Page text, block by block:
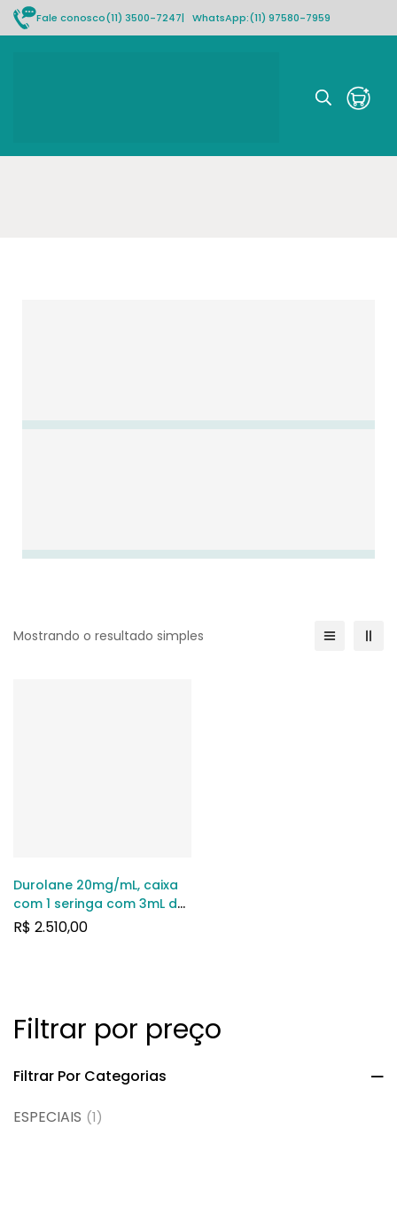
Fale conosco(11) 3500-7247| WhatsApp:(11) 97580-7959
Filtrar por preço
Filtrar Por Categorias
ESPECIAIS (1)
Mostrando o resultado simples
Durolane 20mg/mL, caixa
com 1 seringa com 3mL de
solução de uso intra-
R$ 2.510,00